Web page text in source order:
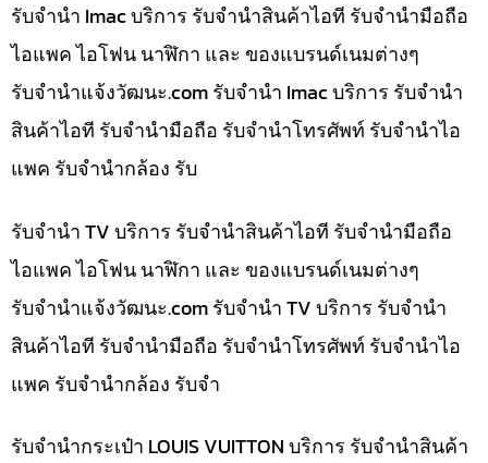
รับจำนำ Imac บริการ รับจำนำสินค้าไอที รับจำนำมือถือ
ไอแพค ไอโฟน นาฬิกา และ ของแบรนด์เนมต่างๆ
รับจํานําแจ้งวัฒนะ.com รับจำนำ Imac บริการ รับจำนำ
สินค้าไอที รับจำนำมือถือ รับจำนำโทรศัพท์ รับจำนำไอ
แพค รับจำนำกล้อง รับ
รับจำนำ TV บริการ รับจำนำสินค้าไอที รับจำนำมือถือ
ไอแพค ไอโฟน นาฬิกา และ ของแบรนด์เนมต่างๆ
รับจํานําแจ้งวัฒนะ.com รับจำนำ TV บริการ รับจำนำ
สินค้าไอที รับจำนำมือถือ รับจำนำโทรศัพท์ รับจำนำไอ
แพค รับจำนำกล้อง รับจำ
รับจำนำกระเป๋า LOUIS VUITTON บริการ รับจำนำสินค้า